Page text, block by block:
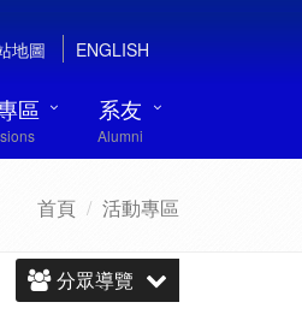
地圖 ENGLISH
區 系友
Alumni
首頁 活動專區
分眾導覽